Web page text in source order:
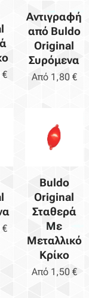
€
Αντιγραφή
από Buldo
Original
Συρόμενα
Από 1,80€
€
Buldo
Original
Σταθερά
Με
Μεταλλικό
Κρίκο
Από 1,50€